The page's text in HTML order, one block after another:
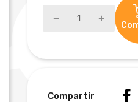
Compartir